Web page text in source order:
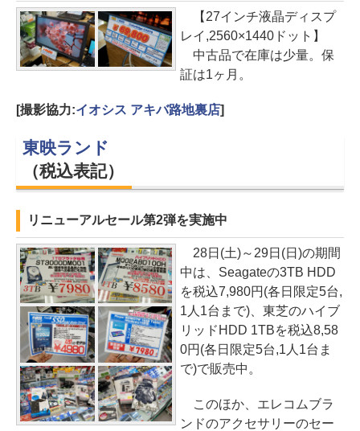
【27インチ液晶ディスプ
レイ,2560×1440ドット】
中古品で在庫は少量。保
証は1ヶ月。
[撮影協力:イオシス アキバ路地裏店]
東映ランド
（税込表記）
リニューアルセール第2弾を実施中
28日(土)～29日(日)の期間
中は、Seagateの3TB HDD
を税込7,980円(各日限定5台,
1人1台まで)、東芝のハイブ
リッドHDD 1TBを税込8,58
0円(各日限定5台,1人1台ま
で)で販売中。
このほか、エレコムブラ
ンドのアクセサリーのセー